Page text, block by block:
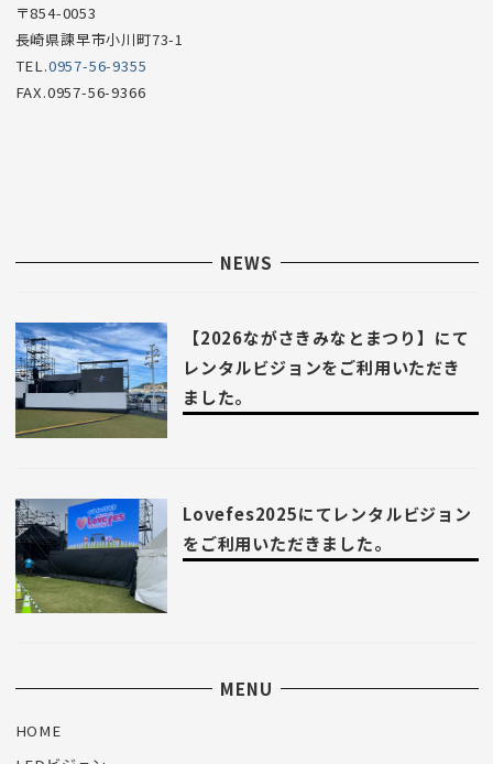
〒854-0053
長崎県諫早市小川町73-1
TEL.0957-56-9355
FAX.0957-56-9366
NEWS
【2026ながさきみなとまつり】にて
レンタルビジョンをご利用いただき
ました。
Lovefes2025にてレンタルビジョン
をご利用いただきました。
MENU
HOME